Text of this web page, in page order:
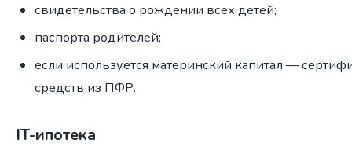
свидетельства о рождении всех детей;
паспорта родителей;
если используется материнский капитал —
средств из ПФР.
IT-ипотека